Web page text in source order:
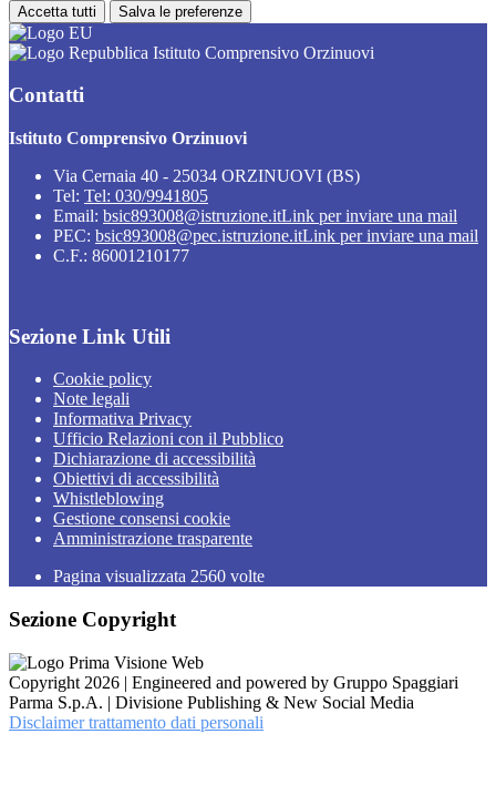
Accetta tutti Salva le preferenze
Istituto Comprensivo Orzinuovi
Contatti
Istituto Comprensivo Orzinuovi
Via Cernaia 40 - 25034 ORZINUOVI (BS)
Tel: Tel: 030/9941805
Email: bsic893008@istruzione.itLink per inviare una mail
PEC: bsic893008@pec.istruzione.itLink per inviare una mail
C.F.: 86001210177
Sezione Link Utili
Cookie policy
Note legali
Informativa Privacy
Ufficio Relazioni con il Pubblico
Dichiarazione di accessibilità
Obiettivi di accessibilità
Whistleblowing
Gestione consensi cookie
Amministrazione trasparente
Pagina visualizzata 2560 volte
Sezione Copyright
Copyright 2026 | Engineered and powered by Gruppo Spaggiari
Parma S.p.A. | Divisione Publishing & New Social Media
Disclaimer trattamento dati personali